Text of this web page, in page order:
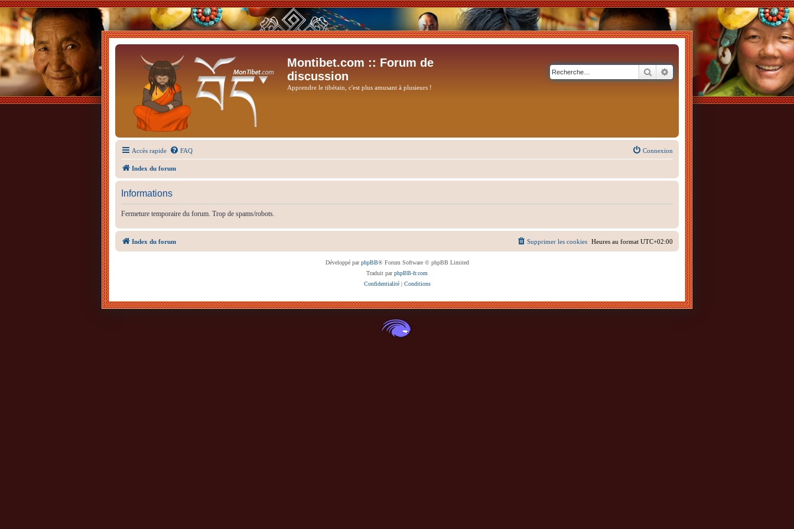
Montibet.com :: Forum de
discussion
Apprendre le tibétain, c'est plus amusant à plusieurs !
RechercherRecherche avancée
Accès rapide FAQ Connexion
Index du forum
Informations
Fermeture temporaire du forum. Trop de spams/robots.
Index du forum Heures au format UTC+02:00
Supprimer les cookies
Développé parphpBB® Forum Software © phpBB Limited
Traduit parphpBB-fr.com
Confidentialité| Conditions